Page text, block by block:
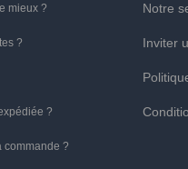
mieux ?
?
?
commande ?
Notre
Inviter